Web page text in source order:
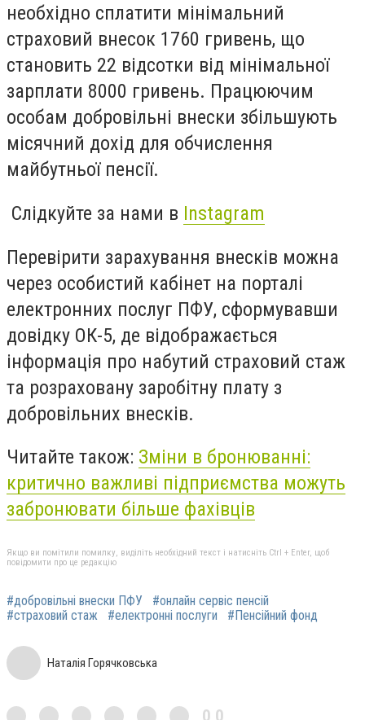
необхідно сплатити мінімальний
страховий внесок 1760 гривень, що
становить 22 відсотки від мінімальної
зарплати 8000 гривень. Працюючим
особам добровільні внески збільшують
місячний дохід для обчислення
майбутньої пенсії.
Слідкуйте за нами в Instagram
Перевірити зарахування внесків можна
через особистий кабінет на порталі
електронних послуг ПФУ, сформувавши
довідку ОК-5, де відображається
інформація про набутий страховий стаж
та розраховану заробітну плату з
добровільних внесків.
Читайте також: Зміни в бронюванні:
критично важливі підприємства можуть
забронювати більше фахівців
Якщо ви помітили помилку, виділіть необхідний текст і натисніть Ctrl + Enter, щоб
повідомити про це редакцію
#добровільні внески ПФУ
#онлайн сервіс пенсій
#страховий стаж
#електронні послуги #Пенсійний фонд
Наталія Горячковська
0,0